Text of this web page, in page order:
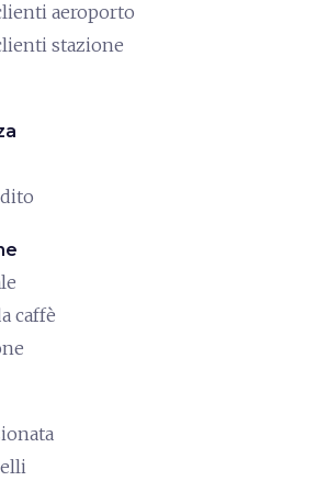
aeroporto
stazione
caffè